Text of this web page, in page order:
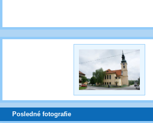
Posledné fotografie